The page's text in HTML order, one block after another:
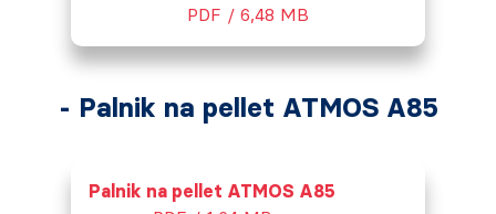
PDF / 6,48 MB
- Palnik na pellet ATMOS A85
Palnik na pellet ATMOS A85